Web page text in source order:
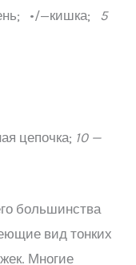
•/—кишка; 5
цепочка; 10 —
большинства
вид тонких
Многие